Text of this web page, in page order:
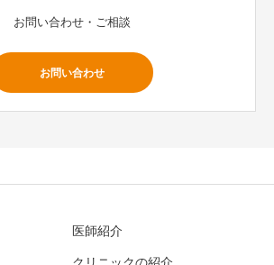
お問い合わせ・ご相談
お問い合わせ
医師紹介